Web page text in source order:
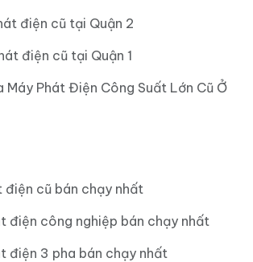
điện cũ tại Quận 2
điện cũ tại Quận 1
Máy Phát Điện Công Suất Lớn Cũ Ở
điện cũ bán chạy nhất
điện công nghiệp bán chạy nhất
điện 3 pha bán chạy nhất